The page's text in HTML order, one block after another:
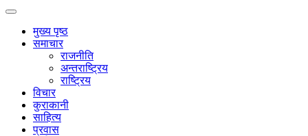
मुख्य पृष्ठ
समाचार
राजनीति
अन्तराष्ट्रिय
राष्ट्रिय
विचार
कुराकानी
साहित्य
प्रवास